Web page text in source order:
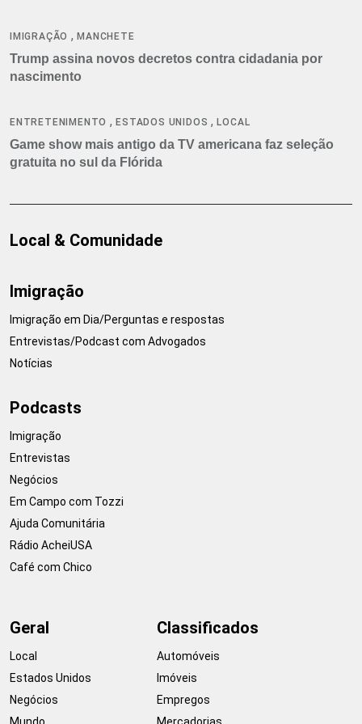
IMIGRAÇÃO ,MANCHETE
Trump assina novos decretos contra cidadania por
nascimento
ENTRETENIMENTO ,ESTADOS UNIDOS ,LOCAL
Game show mais antigo da TV americana faz seleção
gratuita no sul da Flórida
Local & Comunidade
Imigração
Imigração em Dia/Perguntas e respostas
Entrevistas/Podcast com Advogados
Notícias
Podcasts
Imigração
Entrevistas
Negócios
Em Campo com Tozzi
Ajuda Comunitária
Rádio AcheiUSA
Café com Chico
Geral
Local
Estados Unidos
Negócios
Classificados
Automóveis
Imóveis
Empregos